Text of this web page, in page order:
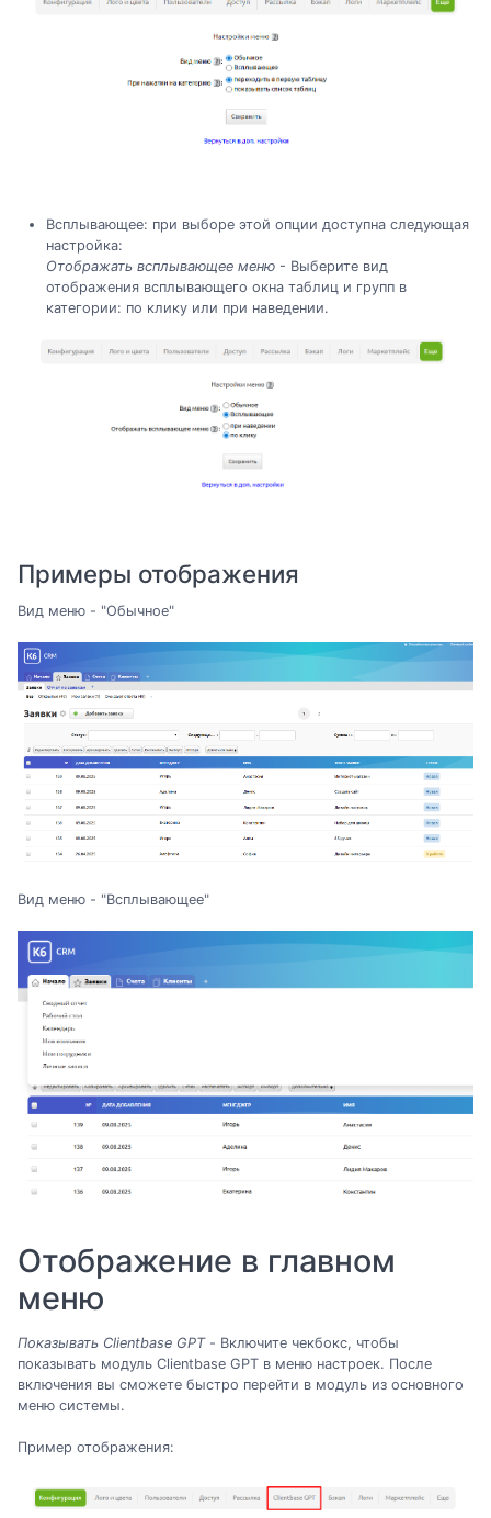
Всплывающее: при выборе этой опции доступна следующая
настройка:
Отображать всплывающее меню- Выберите вид
отображения всплывающего окна таблиц и групп в
категории: по клику или при наведении.
Примеры отображения
Вид меню - "Обычное"
Вид меню - "Всплывающее"
Отображение в главном
меню
Показывать Clientbase GPT- Включите чекбокс, чтобы
показывать модуль Clientbase GPT в меню настроек. После
включения вы сможете быстро перейти в модуль из основного
меню системы.
Пример отображения: